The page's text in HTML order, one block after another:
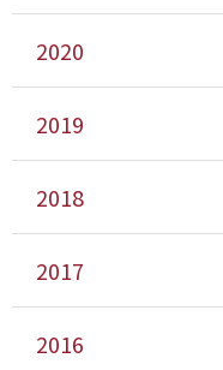
2020
2019
2018
2017
2016